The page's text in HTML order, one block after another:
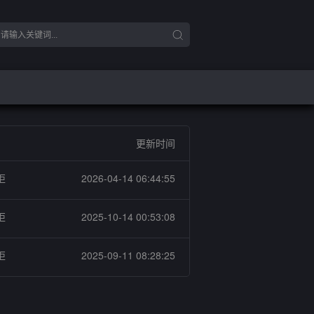
更新时间
2026-04-14 06:44:55
2025-10-14 00:53:08
2025-09-11 08:28:25